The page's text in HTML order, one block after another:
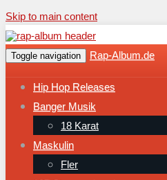
Skip to main content
Toggle navigation Rap-Album.de
Hip Hop Releases
Banger Musik
18 Karat
Maskulin
Fler